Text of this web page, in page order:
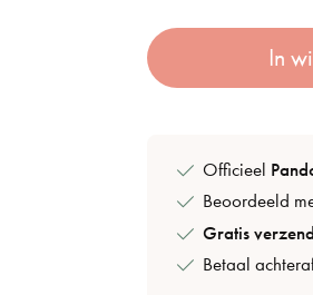
In
Officieel
Beoordeeld
Gratis
Betaal